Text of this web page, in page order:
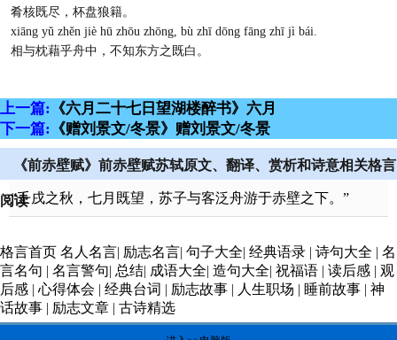
肴核既尽，杯盘狼籍。
xiāng yǔ zhěn jiè hū zhōu zhōng, bù zhī dōng fāng zhī jì bái.
相与枕藉乎舟中，不知东方之既白。
上一篇: 《六月二十七日望湖楼醉书》六月
下一篇: 《赠刘景文/冬景》赠刘景文/冬景
《前赤壁赋》前赤壁赋苏轼原文、翻译、赏析和诗意相关格言
阅读
“壬戌之秋，七月既望，苏子与客泛舟游于赤壁之下。”
格言首页 名人名言| 励志名言| 句子大全| 经典语录 | 诗句大全 | 名
言名句 | 名言警句| 总结| 成语大全| 造句大全| 祝福语 | 读后感 | 观
后感 | 心得体会 | 经典台词 | 励志故事 | 人生职场 | 睡前故事 | 神
话故事 | 励志文章 | 古诗精选